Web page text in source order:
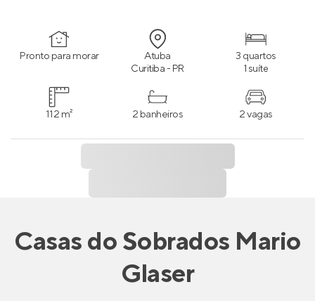
Pronto para morar Atuba
Curitiba - PR
3 quartos
1 suíte
112 m² 2 banheiros 2 vagas
CasasdoSobrados Mario
Glaser